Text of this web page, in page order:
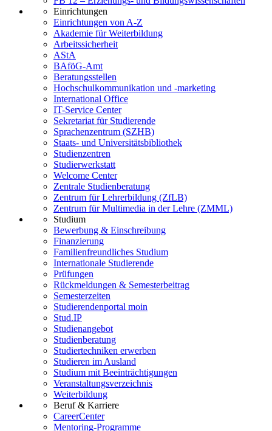
Einrichtungen
Einrichtungen von A-Z
Akademie für Weiterbildung
Arbeitssicherheit
AStA
BAföG-Amt
Beratungsstellen
Hochschulkommunikation und -marketing
International Office
IT-Service Center
Sekretariat für Studierende
Sprachenzentrum (SZHB)
Staats- und Universitätsbibliothek
Studienzentren
Studierwerkstatt
Welcome Center
Zentrale Studienberatung
Zentrum für Lehrerbildung (ZfLB)
Zentrum für Multimedia in der Lehre (ZMML)
Studium
Bewerbung & Einschreibung
Finanzierung
Familienfreundliches Studium
Internationale Studierende
Prüfungen
Rückmeldungen & Semesterbeitrag
Semesterzeiten
Studierendenportal moin
Stud.IP
Studienangebot
Studienberatung
Studiertechniken erwerben
Studieren im Ausland
Studium mit Beeinträchtigungen
Veranstaltungsverzeichnis
Weiterbildung
Beruf & Karriere
CareerCenter
Mentoring-Programme